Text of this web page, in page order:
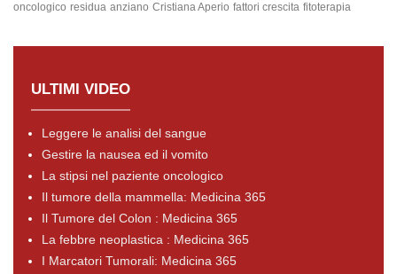
oncologico residua anziano Cristiana Aperio fattori crescita fitoterapia
ULTIMI VIDEO
Leggere le analisi del sangue
Gestire la nausea ed il vomito
La stipsi nel paziente oncologico
Il tumore della mammella: Medicina 365
Il Tumore del Colon : Medicina 365
La febbre neoplastica : Medicina 365
I Marcatori Tumorali: Medicina 365